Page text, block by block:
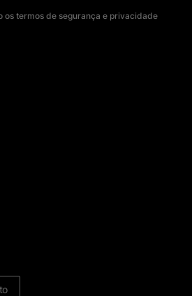
os termos de segurança e privacidade